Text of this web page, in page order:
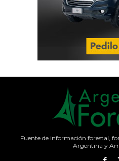
Fuente de información forestal,
Argentina y